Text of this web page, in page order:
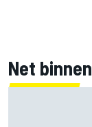
Net binnen